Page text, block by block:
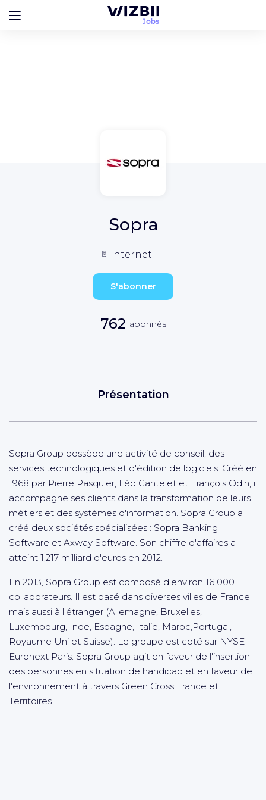
Sopra
Internet
S'abonner
762 abonnés
Présentation
Sopra Group possède une activité de conseil, des
services technologiques et d'édition de logiciels. Créé en
1968 par Pierre Pasquier, Léo Gantelet et François Odin, il
accompagne ses clients dans la transformation de leurs
métiers et des systèmes d'information. Sopra Group a
créé deux sociétés spécialisées : Sopra Banking
Software et Axway Software. Son chiffre d'affaires a
atteint 1,217 milliard d'euros en 2012.
En 2013, Sopra Group est composé d'environ 16 000
collaborateurs. Il est basé dans diverses villes de France
mais aussi à l'étranger (Allemagne, Bruxelles,
Luxembourg, Inde, Espagne, Italie, Maroc,Portugal,
Royaume Uni et Suisse). Le groupe est coté sur NYSE
Euronext Paris. Sopra Group agit en faveur de l'insertion
des personnes en situation de handicap et en faveur de
l'environnement à travers Green Cross France et
Territoires.